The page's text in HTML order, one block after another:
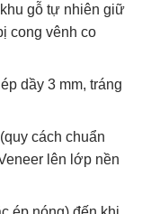
gỗ tự nhiên giữ
cong vênh co
dầy 3 mm, tráng
cách chuẩn
lên lớp nền